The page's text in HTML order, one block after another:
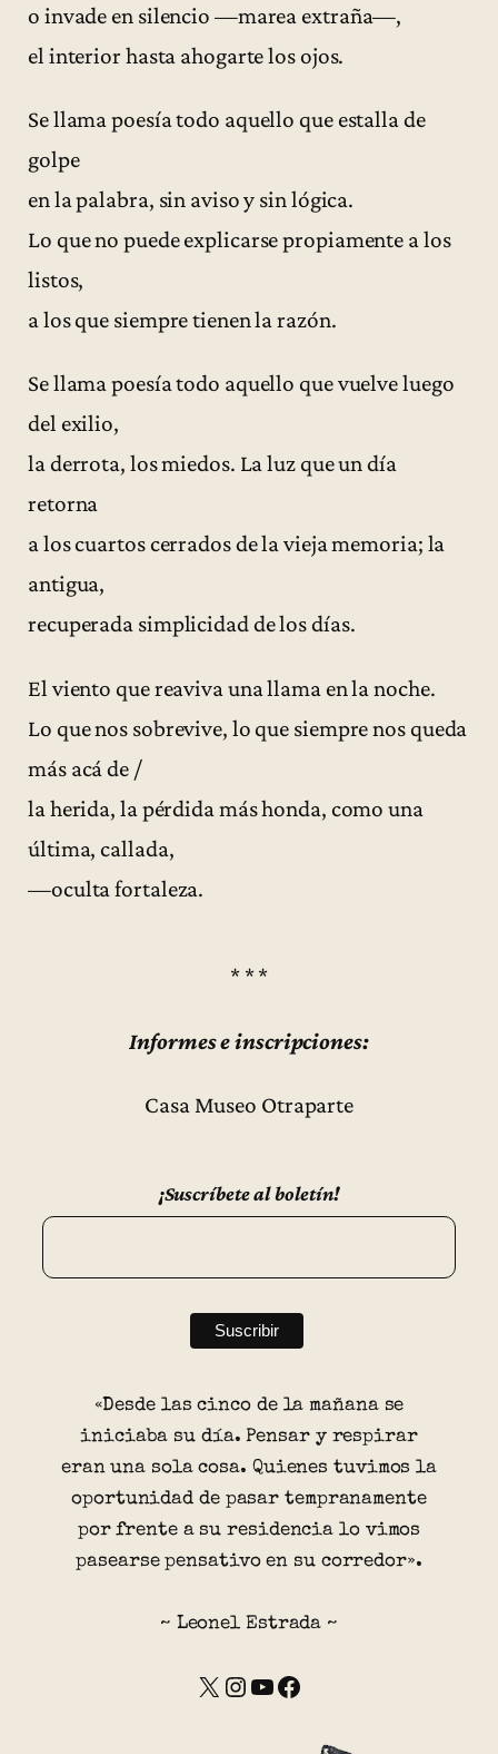
o invade en silencio —marea extraña—,
el interior hasta ahogarte los ojos.
Se llama poesía todo aquello que estalla de
golpe
en la palabra, sin aviso y sin lógica.
Lo que no puede explicarse propiamente a los
listos,
a los que siempre tienen la razón.
Se llama poesía todo aquello que vuelve luego
del exilio,
la derrota, los miedos. La luz que un día
retorna
a los cuartos cerrados de la vieja memoria; la
antigua,
recuperada simplicidad de los días.
El viento que reaviva una llama en la noche.
Lo que nos sobrevive, lo que siempre nos queda
más acá de /
la herida, la pérdida más honda, como una
última, callada,
—oculta fortaleza.
* * *
Informes e inscripciones:
Casa Museo Otraparte
¡Suscríbete al boletín!
«Desde las cinco de la mañana se
iniciaba su día. Pensar y respirar
eran una sola cosa. Quienes tuvimos la
oportunidad de pasar tempranamente
por frente a su residencia lo vimos
pasearse pensativo en su corredor».
~ Leonel Estrada ~
X Instagram YouTube Facebook